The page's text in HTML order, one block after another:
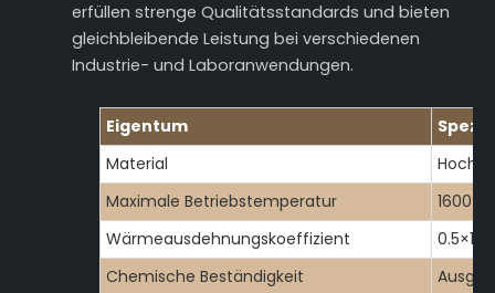
erfüllen strenge Qualitätsstandards und bieten
gleichbleibende Leistung bei verschiedenen
Industrie- und Laboranwendungen.
Eigentum
Material
Maximale Betriebstemperatur
1600°C
Wärmeausdehnungskoeffizient
Chemische Beständigkeit